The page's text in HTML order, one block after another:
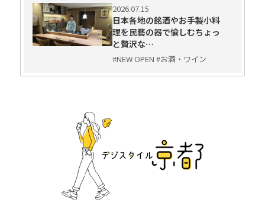
2026.07.15
日本各地の銘酒やお手製小料
理を民藝の器で愉しむちょっ
と贅沢な…
#NEW OPEN #お酒・ワイン